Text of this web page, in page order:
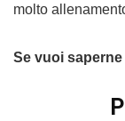
molto
Se vuoi